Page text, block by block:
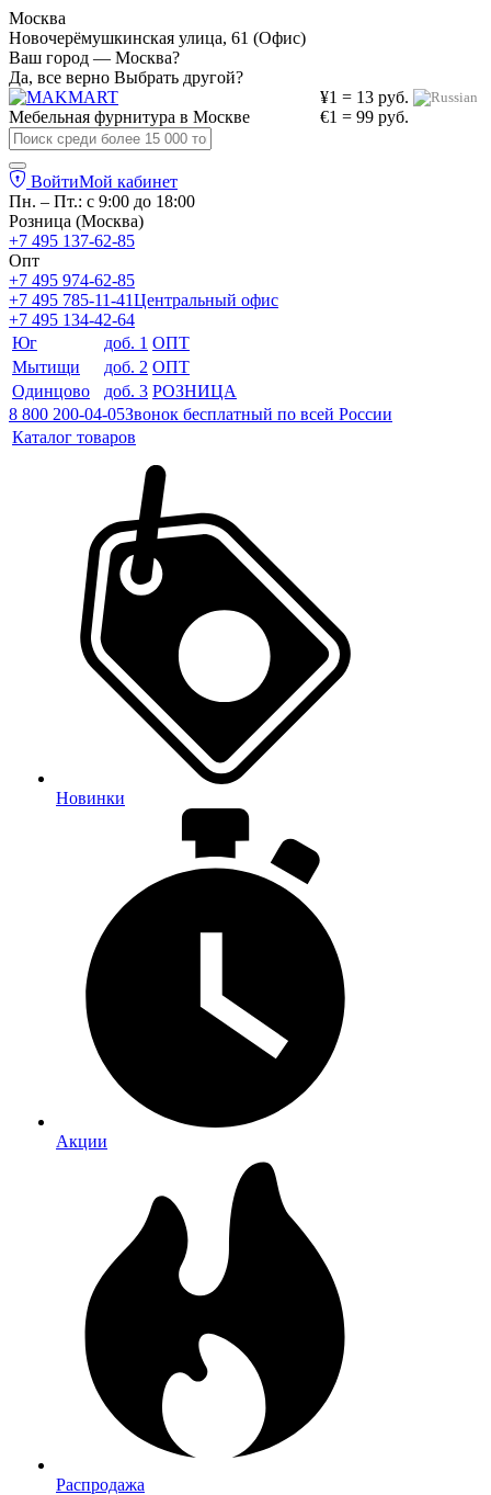
Москва
Новочерёмушкинская улица, 61 (Офис)
Ваш город — Москва?
Да, все верно Выбрать другой?
¥1 = 13 руб.
€1 = 99 руб.
Мебельная фурнитура в Москве
ВойтиМой кабинет
Пн. – Пт.: с 9:00 до 18:00
Розница (Москва)
+7 495 137-62-85
Опт
+7 495 974-62-85
+7 495 785-11-41Центральный офис
+7 495 134-42-64
Юг
доб. 1 ОПТ
Мытищи
доб. 2 ОПТ
Одинцово
доб. 3 РОЗНИЦА
8 800 200-04-05Звонок бесплатный по всей России
Каталог товаров
Новинки
Акции
Распродажа